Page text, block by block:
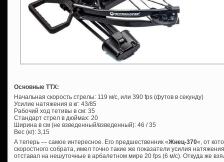
Основные ТТХ:
Начальная скорость стрелы: 119 м/с, или 390 fps (футов в секунду)
Усилие натяжения в кг: 43/85
Рабочий ход тетивы в см: 35
Стандарт стрел в дюймах: 20
Ширина в см (не взведенный/взведенный): 46 / 35
Вес (кг): 3,15
А теперь — самое интересное. Его предшественник «Жнец-370«, от
скоростного собрата, имел точно такие же показатели усилия
отставал на нешуточные в арбалетном мире 20 fps (6 м/с). Откуда же